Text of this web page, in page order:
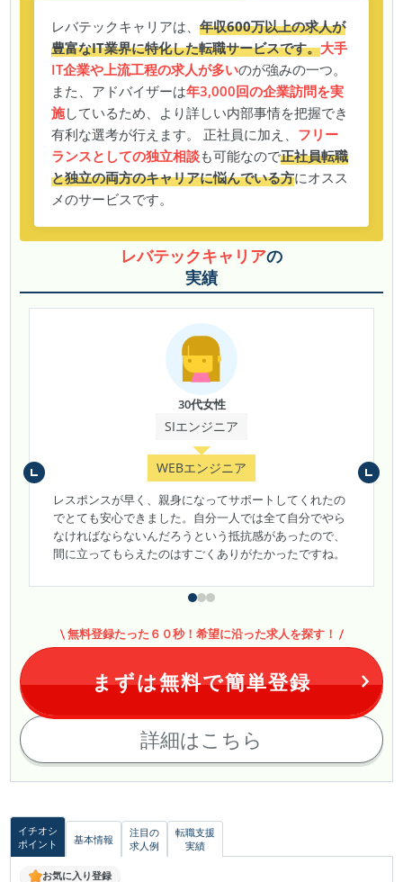
レバテックキャリアは、年収600万以上の求人が
豊富なIT業界に特化した転職サービスです。大手
IT企業や上流工程の求人が多いのが強みの一つ。
また、アドバイザーは年3,000回の企業訪問を実
施しているため、より詳しい内部事情を把握でき
有利な選考が行えます。 正社員に加え、 フリー
ランスとしての独立相談も可能なので正社員転職
と独立の両方のキャリアに悩んでいる方にオスス
メのサービスです。
レバテックキャリアの
実績
30代女性
SIエンジニア
WEBエンジニア
レスポンスが早く、親身になってサポートしてくれたの
でとても安心できました。自分一人では全て自分でやら
なければならないんだろうという抵抗感があったので、
間に立ってもらえたのはすごくありがたかったですね。
詳細はこちら
無料登録たった６０秒！希望に沿った求人を探す！
まずは無料で簡単登録
イチオシ
ポイント
基本情報
注目の
求人例
転職支援
実績
お気に入り登録